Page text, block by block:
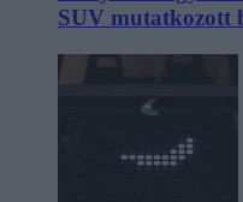
SUV mutatkozott